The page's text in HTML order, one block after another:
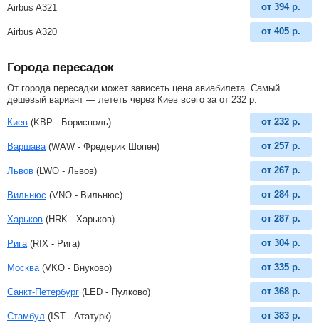
Airbus A321 от 394 р.
Airbus A320 от 405 р.
Города пересадок
От города пересадки может зависеть цена авиабилета. Самый
дешевый вариант — лететь через Киев всего за от 232 р
Киев (KBP - Борисполь) от 232 р.
Варшава (WAW - Фредерик Шопен) от 257 р.
Львов (LWO - Львов) от 267 р.
Вильнюс (VNO - Вильнюс) от 284 р.
Харьков (HRK - Харьков) от 287 р.
Рига (RIX - Рига) от 304 р.
Москва (VKO - Внуково) от 335 р.
Санкт-Петербург (LED - Пулково) от 368 р.
Стамбул (IST - Ататурк) от 383 р.